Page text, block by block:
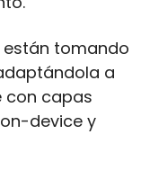
están tomando
a
con capas
device y